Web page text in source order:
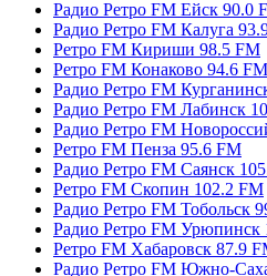
Радио Ретро FM Ейск 90.0
Радио Ретро FM Калуга
Ретро FM Кириши 98.5 FM
Ретро FM Конаково 94.6 FM
Радио Ретро FM
Радио Ретро FM Лабинск
Радио Ретро FM
Ретро FM Пенза 95.6 FM
Радио Ретро FM Саянск
Ретро FM Скопин 102.2 FM
Радио Ретро FM Тобольск
Радио Ретро FM Урюпинск
Ретро FM Хабаровск 87.9
Радио Ретро FM Южно-